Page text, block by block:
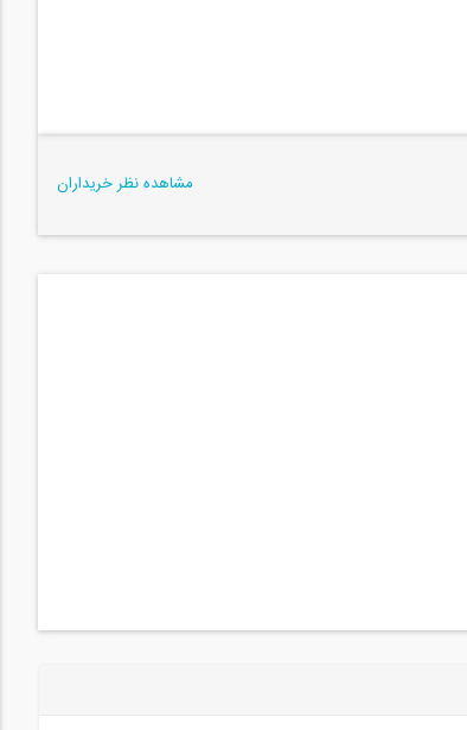
مشاهده نظر خریداران